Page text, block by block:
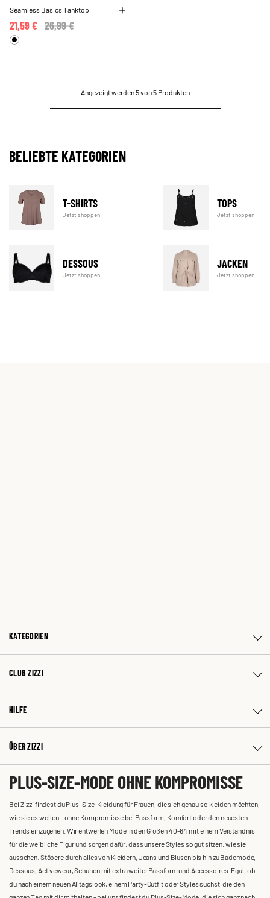
Seamless Basics Tanktop
Price reduced from
26,99 €
21,59 €
Angezeigt werden 5 von 5 Produkten
BELIEBTE KATEGORIEN
T-SHIRTS
Jetzt shoppen
TOPS
Jetzt shoppen
DESSOUS
Jetzt shoppen
JACKEN
Jetzt shoppen
KATEGORIEN
CLUB ZIZZI
HILFE
ÜBER ZIZZI
PLUS-SIZE-MODE OHNE KOMPROMISSE
Bei Zizzi findest du Plus-Size-Kleidung für Frauen, die sich genau so kleiden möchten,
wie sie es wollen – ohne Kompromisse bei Passform, Komfort oder den neuesten
Trends einzugehen. Wir entwerfen Mode in den Größen 40-64 mit einem Verständnis
für die weibliche Figur und sorgen dafür, dass unsere Styles so gut sitzen, wie sie
aussehen. Stöbere durch alles von Kleidern, Jeans und Blusen bis hin zu Bademode,
Dessous, Activewear, Schuhen mit extra weiter Passform und Accessoires. Egal, ob
du nach einem neuen Alltagslook, einem Party-Outfit oder Styles suchst, die den